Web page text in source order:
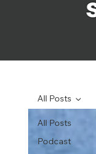
All Posts
Podcast
All Posts